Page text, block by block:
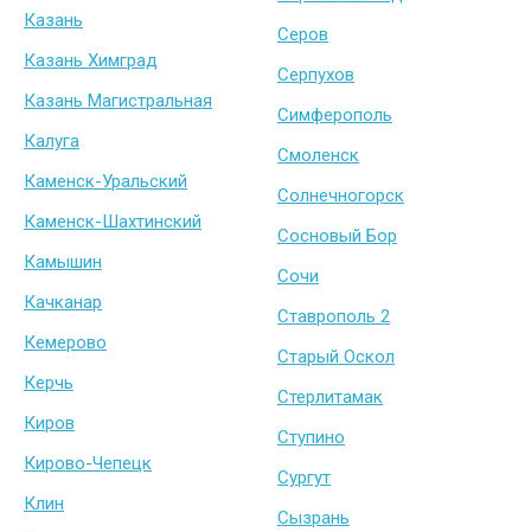
Казань
Казань Химград
Казань Магистральная
Калуга
Каменск-Уральский
Каменск-Шахтинский
Камышин
Качканар
Кемерово
Керчь
Киров
Кирово-Чепецк
Клин
Серов
Серпухов
Симферополь
Смоленск
Солнечногорск
Сосновый Бор
Сочи
Ставрополь 2
Старый Оскол
Стерлитамак
Ступино
Сургут
Сызрань